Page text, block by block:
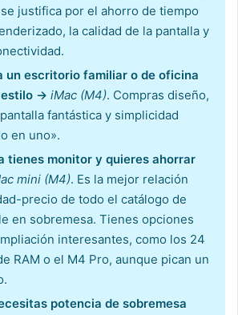
justifica por el ahorro de tiempo
la calidad de la pantalla y
un escritorio familiar o de oficina
→ iMac (M4). Compras diseño,
fantástica y simplicidad
en uno».
tienes monitor y quieres ahorrar
mini (M4). Es la mejor relación
precio de todo el catálogo de
en sobremesa. Tienes opciones
interesantes, como los 24
RAM o el M4 Pro, aunque pican un
potencia de sobremesa